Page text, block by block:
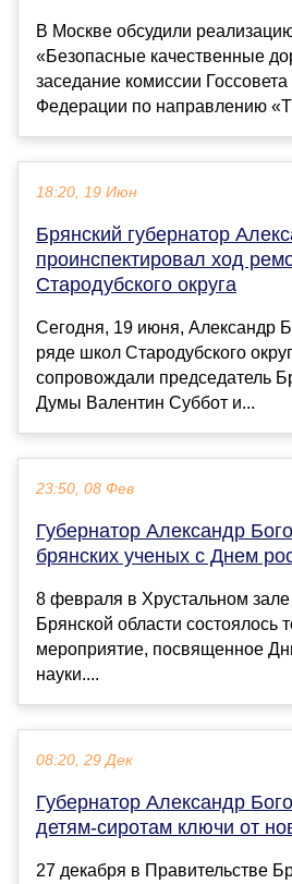
В Москве обсудили
«Безопасные качественные
заседание комиссии
Федерации по направлению
18:20, 19 Июн
Брянский губернатор
проинспектировал ход
Стародубского округа
Сегодня, 19 июня, Александр
ряде школ Стародубского
сопровождали председатель
Думы Валентин Суббот и...
23:50, 08 Фев
Губернатор Александр
брянских ученых с Днем
8 февраля в Хрустальном
Брянской области состоялось
мероприятие, посвященное
науки....
08:20, 29 Дек
Губернатор Александр
детям-сиротам ключи от
27 декабря в Правительстве